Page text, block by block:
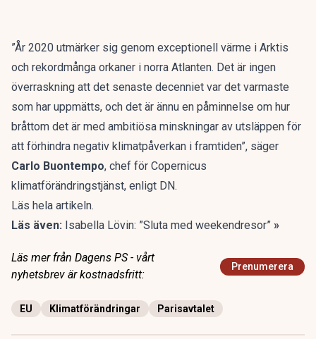
”År 2020 utmärker sig genom exceptionell värme i Arktis
och rekordmånga orkaner i norra Atlanten. Det är ingen
överraskning att det senaste decenniet var det varmaste
som har uppmätts, och det är ännu en påminnelse om hur
bråttom det är med ambitiösa minskningar av utsläppen för
att förhindra negativ klimatpåverkan i framtiden”, säger
Carlo Buontempo, chef för Copernicus
klimatförändringstjänst, enligt DN.
Läs hela artikeln.
Läs även: Isabella Lövin: ”Sluta med weekendresor” »
Läs mer från Dagens PS - vårt
nyhetsbrev är kostnadsfritt:
Prenumerera
EU Klimatförändringar Parisavtalet